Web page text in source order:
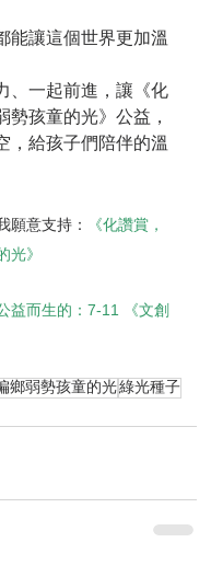
能讓這個世界更加溫
、一起前進，讓《化
勢孩童的光》公益，
，給孩子們陪伴的溫
願意支持：
《化讚賞，
光》
益而生的：7-11 《文創
鄉弱勢孩童的光綠光種子